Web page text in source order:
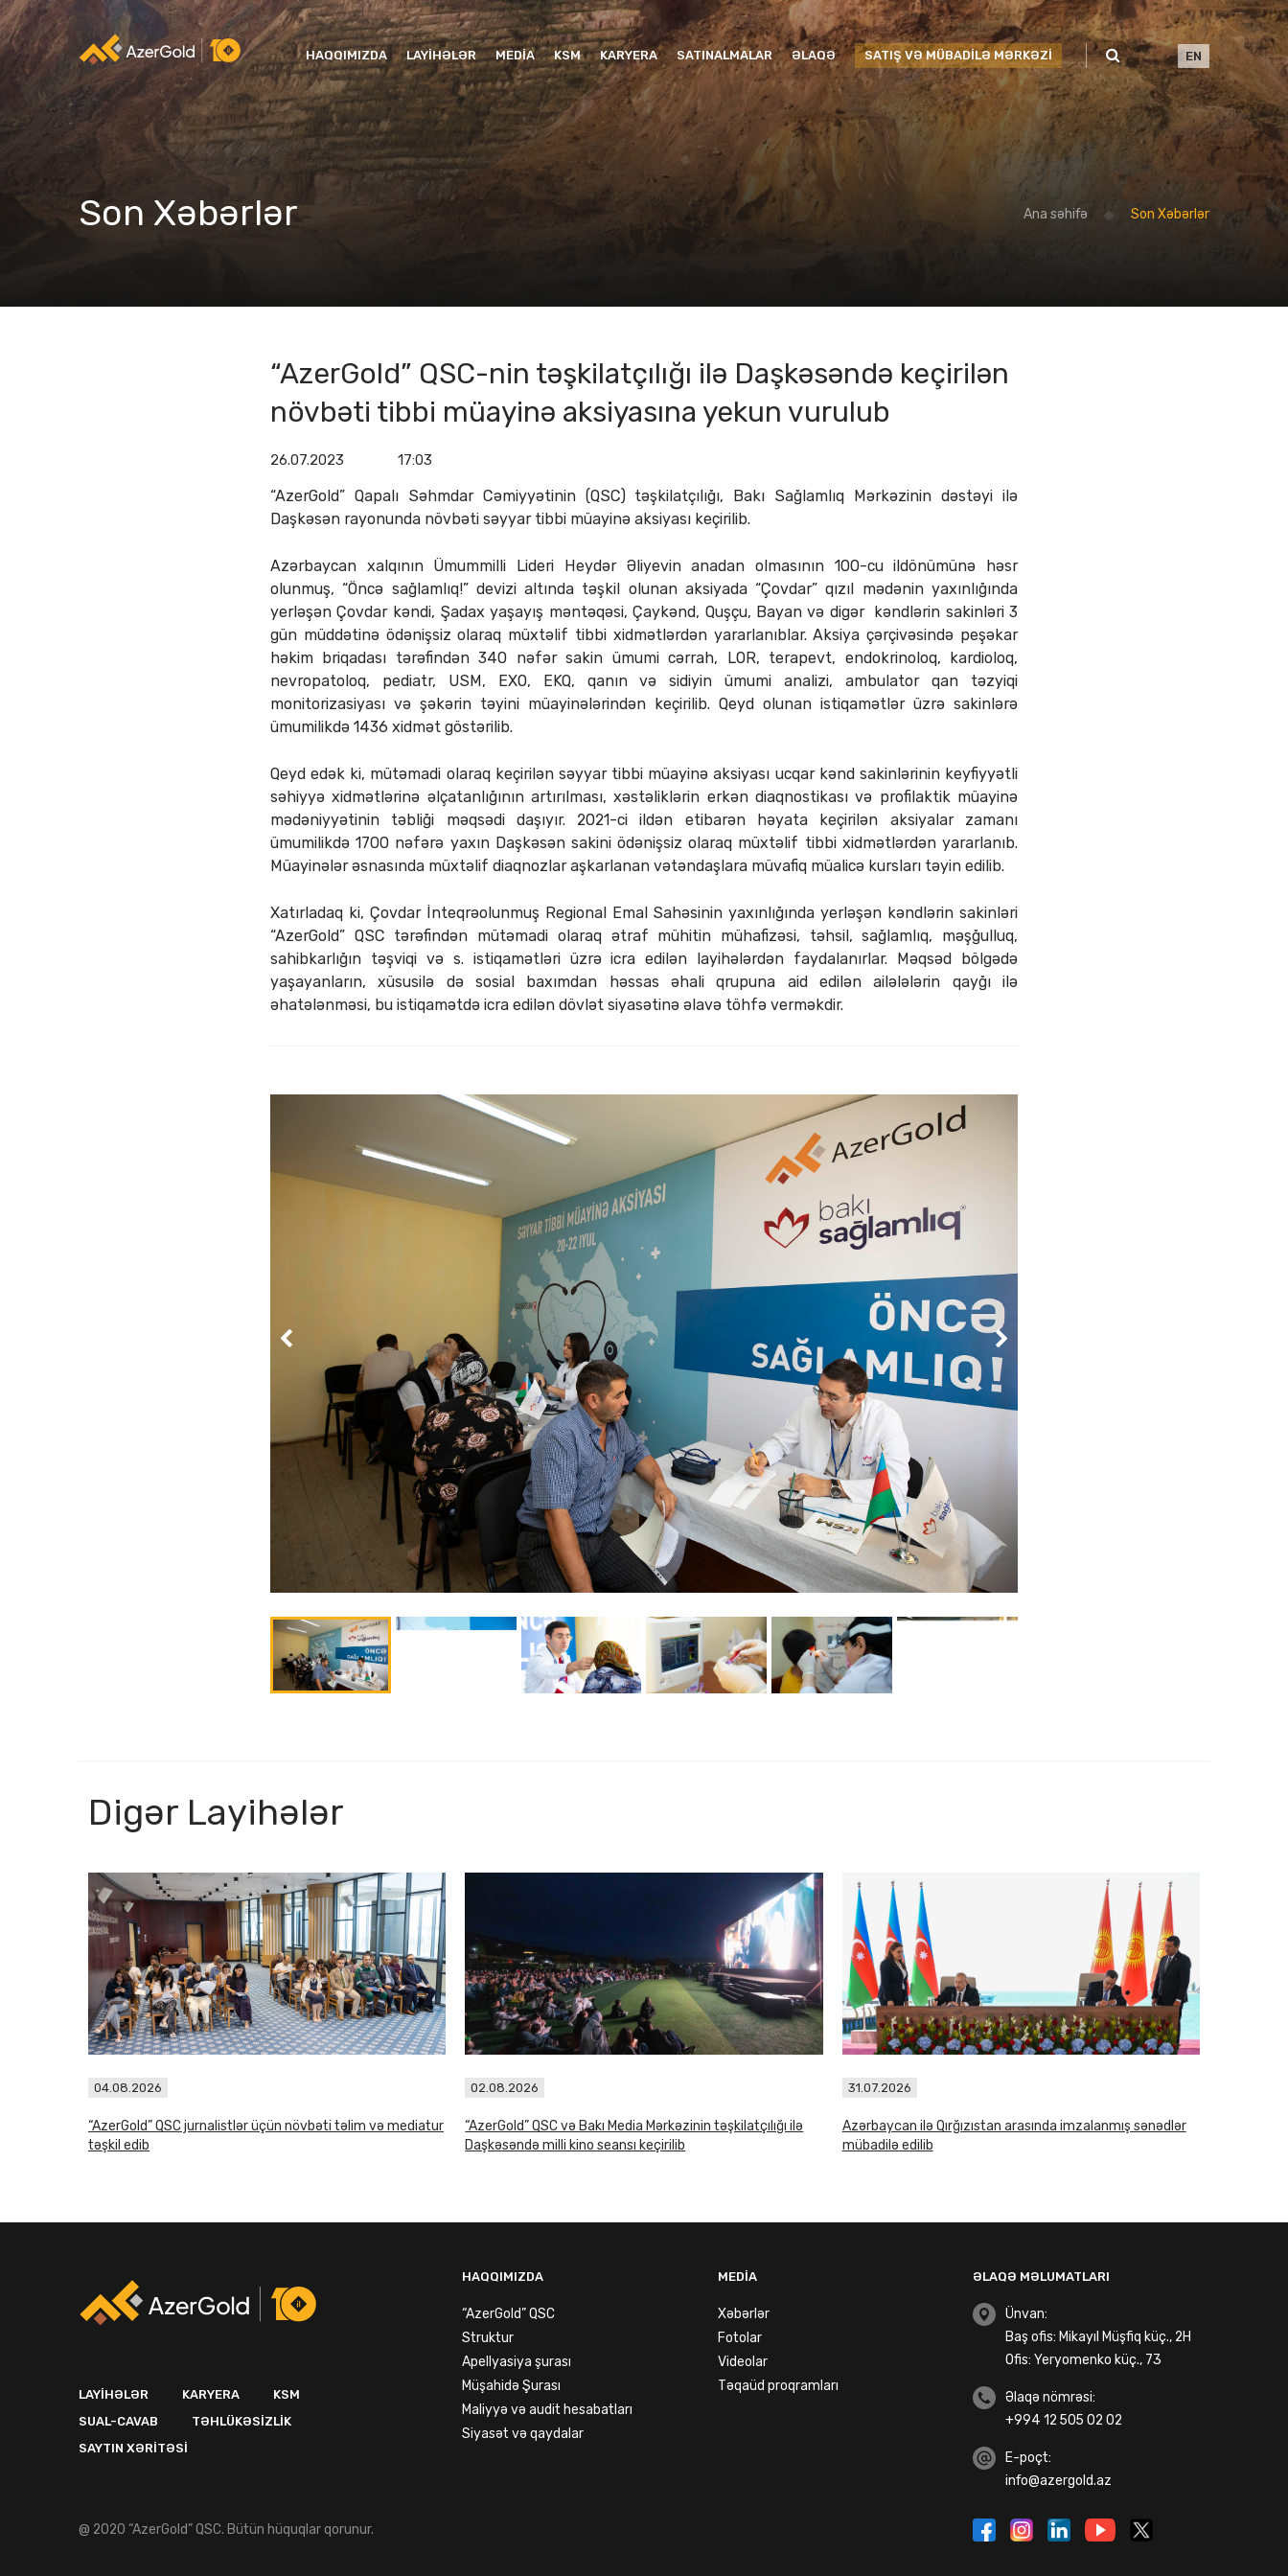
HAQQIMIZDA LAYIHƏLƏR MEDIA KSM KARYERA SATINALMALAR ƏLAQƏ SATIŞ VƏ MÜBADİLƏ MƏRKƏZİ EN
Son Xəbərlər Ana səhifə Son Xəbərlər
“AzerGold” QSC-nin təşkilatçılığı ilə Daşkəsəndə keçirilən
növbəti tibbi müayinə aksiyasına yekun vurulub
26.07.2023 17:03
“AzerGold” Qapalı Səhmdar Cəmiyyətinin (QSC) təşkilatçılığı, Bakı Sağlamlıq Mərkəzinin dəstəyi ilə
Daşkəsən rayonunda növbəti səyyar tibbi müayinə aksiyası keçirilib.
Azərbaycan xalqının Ümummilli Lideri Heydər Əliyevin anadan olmasının 100-cu ildönümünə həsr
olunmuş, “Öncə sağlamlıq!” devizi altında təşkil olunan aksiyada “Çovdar” qızıl mədənin yaxınlığında
yerləşən Çovdar kəndi, Şadax yaşayış məntəqəsi, Çaykənd, Quşçu, Bayan və digər kəndlərin sakinləri 3
gün müddətinə ödənişsiz olaraq müxtəlif tibbi xidmətlərdən yararlanıblar. Aksiya çərçivəsində peşəkar
həkim briqadası tərəfindən 340 nəfər sakin ümumi cərrah, LOR, terapevt, endokrinoloq, kardioloq,
nevropatoloq, pediatr, USM, EXO, EKQ, qanın və sidiyin ümumi analizi, ambulator qan təzyiqi
monitorizasiyası və şəkərin təyini müayinələrindən keçirilib. Qeyd olunan istiqamətlər üzrə sakinlərə
ümumilikdə 1436 xidmət göstərilib.
Qeyd edək ki, mütəmadi olaraq keçirilən səyyar tibbi müayinə aksiyası ucqar kənd sakinlərinin keyfiyyətli
səhiyyə xidmətlərinə əlçatanlığının artırılması, xəstəliklərin erkən diaqnostikası və profilaktik müayinə
mədəniyyətinin təbliği məqsədi daşıyır. 2021-ci ildən etibarən həyata keçirilən aksiyalar zamanı
ümumilikdə 1700 nəfərə yaxın Daşkəsən sakini ödənişsiz olaraq müxtəlif tibbi xidmətlərdən yararlanıb.
Müayinələr əsnasında müxtəlif diaqnozlar aşkarlanan vətəndaşlara müvafiq müalicə kursları təyin edilib.
Xatırladaq ki, Çovdar İnteqrəolunmuş Regional Emal Sahəsinin yaxınlığında yerləşən kəndlərin sakinləri
“AzerGold” QSC tərəfindən mütəmadi olaraq ətraf mühitin mühafizəsi, təhsil, sağlamlıq, məşğulluq,
sahibkarlığın təşviqi və s. istiqamətləri üzrə icra edilən layihələrdən faydalanırlar. Məqsəd bölgədə
yaşayanların, xüsusilə də sosial baxımdan həssas əhali qrupuna aid edilən ailələlərin qayğı ilə
əhatələnməsi, bu istiqamətdə icra edilən dövlət siyasətinə əlavə töhfə verməkdir.
Digər Layihələr
04.08.2026
“AzerGold” QSC jurnalistlər üçün növbəti təlim və mediatur
təşkil edib
02.08.2026
“AzerGold” QSC və Bakı Media Mərkəzinin təşkilatçılığı ilə
Daşkəsəndə milli kino seansı keçirilib
31.07.2026
Azərbaycan ilə Qırğızıstan arasında imzalanmış sənədlər
mübadilə edilib
LAYIHƏLƏR KARYERA
KSM
SUAL-CAVAB
TƏHLÜKƏSIZLIK
SAYTIN XƏRITƏSI
@ 2020 “AzerGold” QSC. Bütün hüquqlar qorunur.
HAQQIMIZDA
“AzerGold” QSC
Struktur
Apellyasiya şurası
Müşahidə Şurası
Maliyyə və audit hesabatları
Siyasət və qaydalar
MEDIA
Xəbərlər
Fotolar
Videolar
Təqaüd proqramları
ƏLAQƏ MƏLUMATLARI
Ünvan:
Baş ofis: Mikayıl Müşfiq küç., 2H
Ofis: Yeryomenko küç., 73
Əlaqə nömrəsi:
+994 12 505 02 02
E-poçt:
info@azergold.az